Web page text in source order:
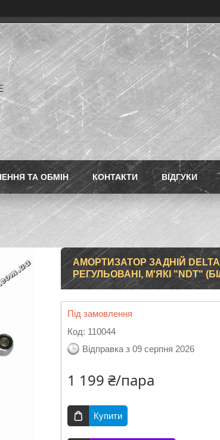
ТА ОБМІН КОНТАКТИ ВІДГУКИ
АМОРТИЗАТОР ЗАДНІЙ
РЕГУЛЬОВАНІ, М'ЯКІ "NDT"
Під замовлення
Код: 110044
Відправка з 09 серпня 2026
1 199 ₴/пара
Купити